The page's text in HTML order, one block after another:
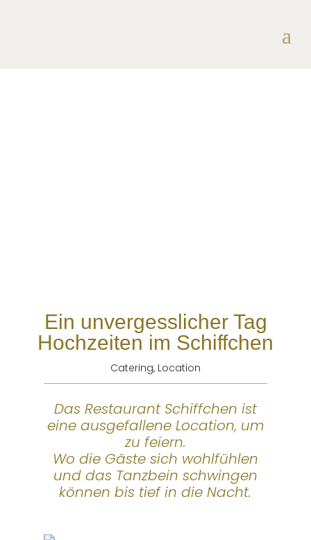
Ein unvergesslicher Tag
Hochzeiten im Schiffchen
Catering, Location
Das Restaurant Schiffchen ist
eine ausgefallene Location, um
zu feiern.
Wo die Gäste sich wohlfühlen
und das Tanzbein schwingen
können bis tief in die Nacht.